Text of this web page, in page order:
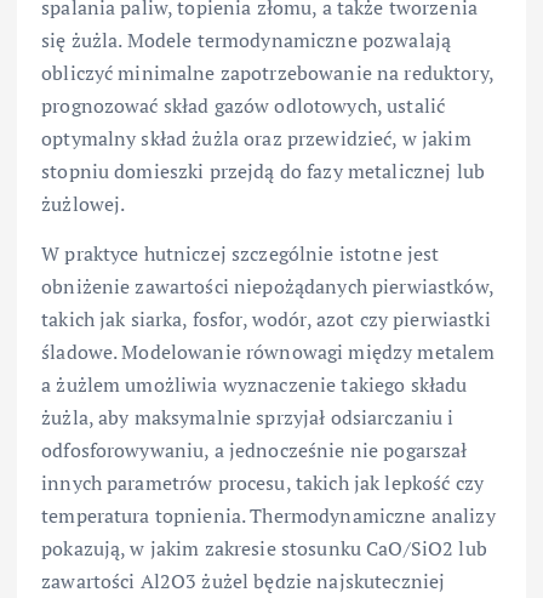
spalania paliw, topienia złomu, a także tworzenia
się żużla. Modele termodynamiczne pozwalają
obliczyć minimalne zapotrzebowanie na reduktory,
prognozować skład gazów odlotowych, ustalić
optymalny skład żużla oraz przewidzieć, w jakim
stopniu domieszki przejdą do fazy metalicznej lub
żużlowej.
W praktyce hutniczej szczególnie istotne jest
obniżenie zawartości niepożądanych pierwiastków,
takich jak siarka, fosfor, wodór, azot czy pierwiastki
śladowe. Modelowanie równowagi między metalem
a żużlem umożliwia wyznaczenie takiego składu
żużla, aby maksymalnie sprzyjał odsiarczaniu i
odfosforowywaniu, a jednocześnie nie pogarszał
innych parametrów procesu, takich jak lepkość czy
temperatura topnienia. Thermodynamiczne analizy
pokazują, w jakim zakresie stosunku CaO/SiO2 lub
zawartości Al2O3 żużel będzie najskuteczniej